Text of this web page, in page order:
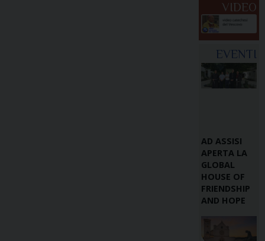
VIDEO
EVENTI
AD ASSISI
APERTA LA
GLOBAL
HOUSE OF
FRIENDSHIP
AND HOPE